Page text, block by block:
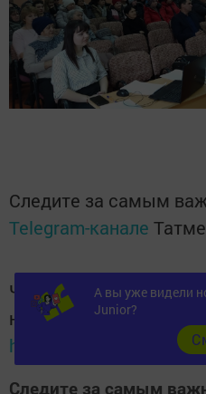
Следите за самым
Telegram-канале
Читайте новости
национальном
https://max.ru/tatmedia
Следите за самым
А вы уже видели
Junior?